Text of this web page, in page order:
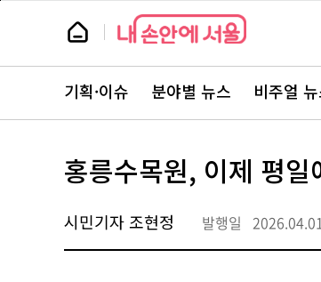
본
뉴
스
뉴
스
주
서
바
로
기획·이슈 분야별 뉴스 비주얼
홍릉수목원, 이제 평
시민기자 조현정 발행일
페